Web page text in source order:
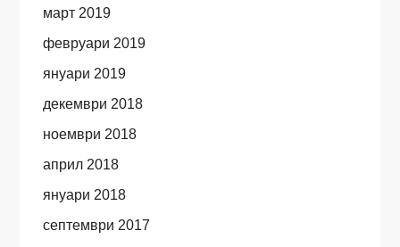
март 2019
февруари 2019
януари 2019
декември 2018
ноември 2018
април 2018
януари 2018
септември 2017